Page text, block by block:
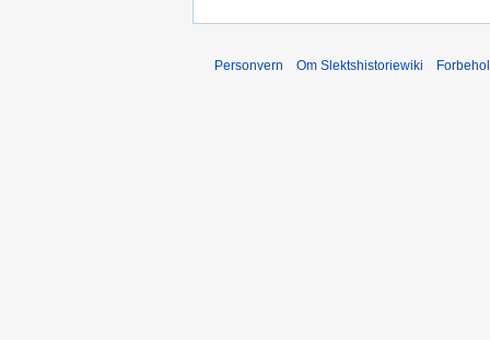
Personvern Om Slektshistoriewiki